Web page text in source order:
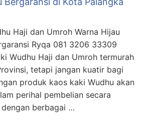
Haji dan Umroh Warna Hijau
Ryqa 081 3206 33309
Wudhu Haji dan Umroh termurah
tetapi jangan kuatir bagi
produk kaos kaki Wudhu akan
perihal pembelian secara
berbagai …